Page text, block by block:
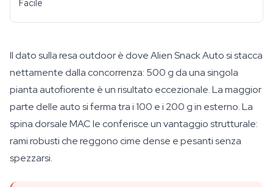
Facile
Il dato sulla resa outdoor è dove Alien Snack Auto si stacca
nettamente dalla concorrenza: 500 g da una singola
pianta autofiorente è un risultato eccezionale. La maggior
parte delle auto si ferma tra i 100 e i 200 g in esterno. La
spina dorsale MAC le conferisce un vantaggio strutturale:
rami robusti che reggono cime dense e pesanti senza
spezzarsi.